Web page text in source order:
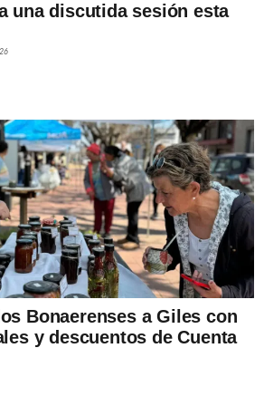
una discutida sesión esta
Bonaerenses a Giles con
y descuentos de Cuenta